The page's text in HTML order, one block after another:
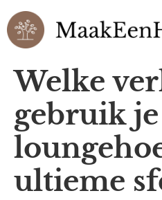
Welke
gebruik
ultieme